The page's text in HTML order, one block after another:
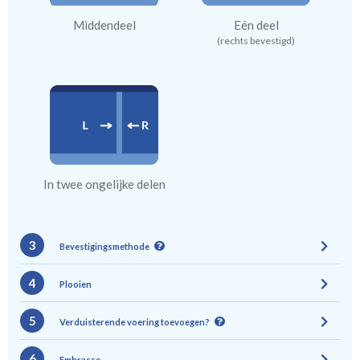
Middendeel Eén deel
(rechts bevestigd)
In twee ongelijke delen
3 Bevestigingsmethode
4 Plooien
5 Verduisterende voering toevoegen?